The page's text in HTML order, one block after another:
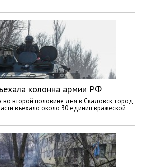
колонна армии РФ
во второй половине дня в Скадовск, город
въехало около 30 единиц вражеской